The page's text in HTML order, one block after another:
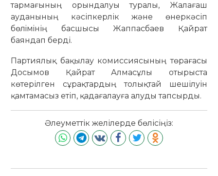
тармағының орындалуы туралы, Жалағаш
ауданының кәсіпкерлік және өнеркәсіп
бөлiмiнің басшысы Жаппасбаев Қайрат
баяндап берді.
Партиялық бақылау комиссиясының төрағасы
Досымов Қайрат Алмасұлы отырыста
көтерілген сұрақтардың толықтай шешілуін
қамтамасыз етіп, қадағалауға алуды тапсырды.
Әлеуметтік желілерде бөлісіңіз: